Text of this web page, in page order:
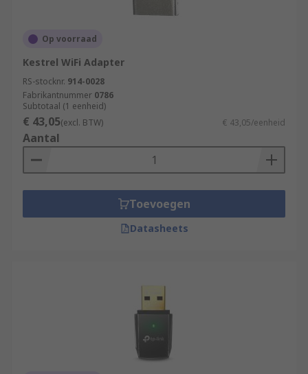
Op voorraad
Kestrel WiFi Adapter
RS-stocknr. 914-0028
Fabrikantnummer 0786
Subtotaal (1 eenheid)
€ 43,05(excl. BTW) € 43,05/eenheid
Aantal
Toevoegen
Datasheets